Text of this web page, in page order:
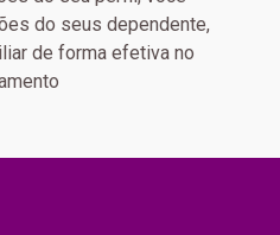
do seus dependente,
de forma efetiva no